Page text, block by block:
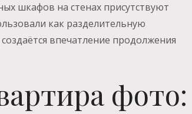
шкафов на стенах присутствуют
как разделительную
впечатление продолжения
фото: